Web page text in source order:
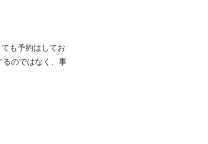
も予約はしてお
るのではなく、事